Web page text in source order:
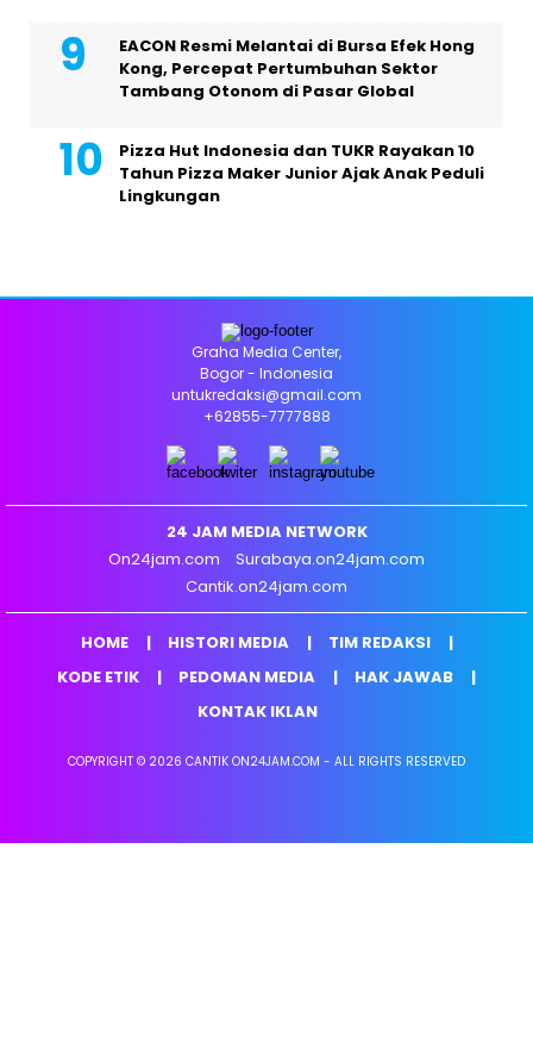
EACON Resmi Melantai di Bursa Efek Hong
Kong, Percepat Pertumbuhan Sektor
Tambang Otonom di Pasar Global
Pizza Hut Indonesia dan TUKR Rayakan 10
Tahun Pizza Maker Junior Ajak Anak Peduli
Lingkungan
Graha Media Center,
Bogor - Indonesia
untukredaksi@gmail.com
+62855-7777888
24 JAM MEDIA NETWORK
On24jam.com
Surabaya.on24jam.com
Cantik.on24jam.com
HOME HISTORI MEDIA
TIM REDAKSI
KODE ETIK
PEDOMAN MEDIA
HAK JAWAB
KONTAK IKLAN
COPYRIGHT © 2026 CANTIK ON24JAM.COM - ALL RIGHTS RESERVED